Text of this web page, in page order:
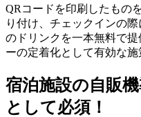
QRコードを印刷したもの
り付け、チェックインの
のドリンクを一本無料で
ーの定着化として有効な施
宿泊施設の自販
として必須！